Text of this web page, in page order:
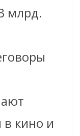
млрд.
кино и